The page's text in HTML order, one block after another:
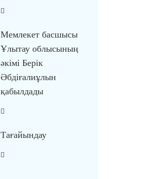
Мемлекет басшысы
Ұлытау облысының
әкімі Берік
Әбдіғалиұлын
қабылдады
Тағайындау